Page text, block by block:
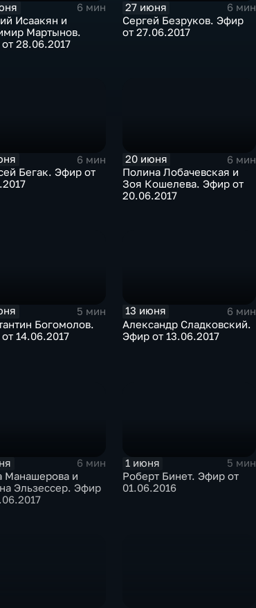
6 мин
Исаакян и
Мартынов.
28.06.2017
27 июня
6 мин
Сергей Безруков. Эфир
от 27.06.2017
6 мин
Бегак. Эфир от
20 июня
6 мин
Полина Лобачевская и
Зоя Кошелева. Эфир от
20.06.2017
5 мин
Богомолов.
14.06.2017
13 июня
6 мин
Александр Сладковский.
Эфир от 13.06.2017
6 мин
Манашерова и
Эльзессер. Эфир
1 июня
5 мин
Роберт Бинет. Эфир от
01.06.2016